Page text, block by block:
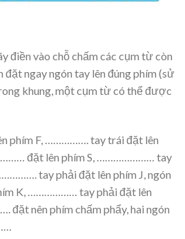
điền vào chỗ chấm các cụm từ còn
ngay ngón tay lên đúng phím (sử
khung, một cụm từ có thể được
phím F, ……………. tay trái đặt lên
đặt lên phím S, ………………… tay
tay phải đặt lên phím J, ngón
K, ……………… tay phải đặt lên
nên phím chấm phẩy, hai ngón